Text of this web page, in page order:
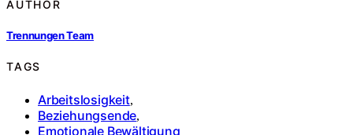
AUTHOR
Trennungen Team
TAGS
Arbeitslosigkeit,
Beziehungsende,
Emotionale Bewältigung